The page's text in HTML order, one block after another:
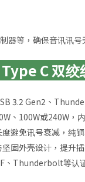
器等，确保音讯讯号
C 双绞
3.2 Gen2、
、100W或240W，
度避免讯号衰减，纯
坚固外壳设计，提升
、Thunderbolt等认